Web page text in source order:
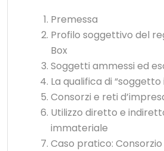
Premessa
Profilo soggettivo del
Box
Soggetti ammessi ed
La qualifica di
Consorzi e reti
Utilizzo diretto e
immateriale
Caso pratico: